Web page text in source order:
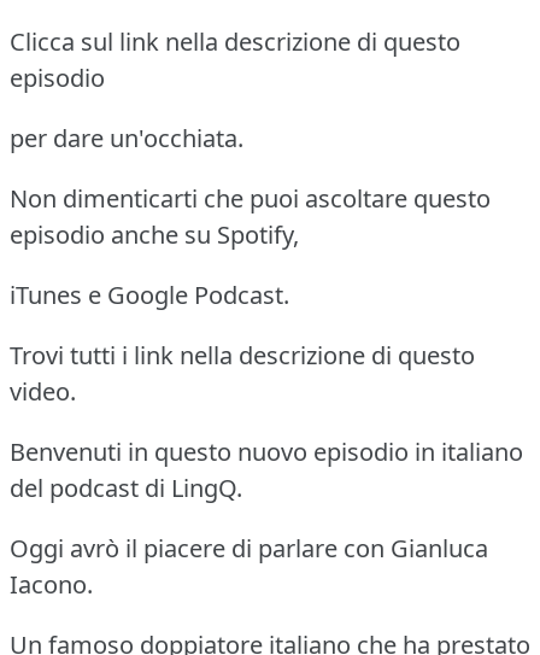
Clicca sul link nella descrizione di questo
episodio
per dare un'occhiata.
Non dimenticarti che puoi ascoltare questo
episodio anche su Spotify,
iTunes e Google Podcast.
Trovi tutti i link nella descrizione di questo
video.
Benvenuti in questo nuovo episodio in italiano
del podcast di LingQ.
Oggi avrò il piacere di parlare con Gianluca
Iacono.
Un famoso doppiatore italiano che ha prestato